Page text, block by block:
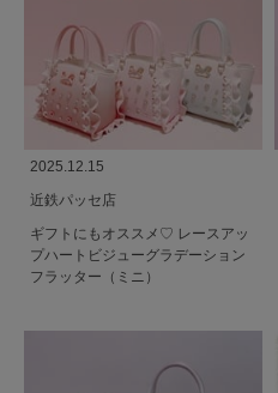
2025.12.15
近鉄パッセ店
ギフトにもオススメ♡ レースアッ
プハートビジューグラデーション
フラッター（ミニ）